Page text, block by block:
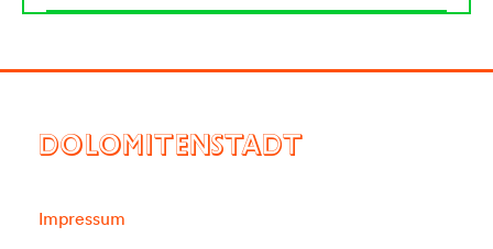
DOLOMITENSTADT
Impressum